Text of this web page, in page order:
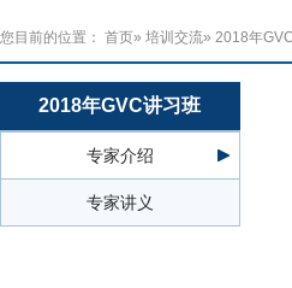
您目前的位置： 首页» 培训交流» 2018年
2018年GVC讲习班
专家介绍
专家讲义